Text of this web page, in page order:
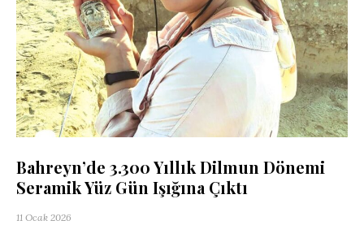
Bahreyn’de 3.300 Yıllık Dilmun Dönemi
Seramik Yüz Gün Işığına Çıktı
11 Ocak 2026